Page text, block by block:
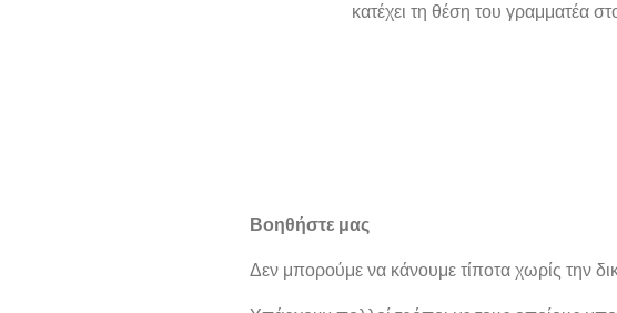
κατέχει τη θέση του γραμματέα
Βοηθήστε μας
Δεν μπορούμε να κάνουμε τίποτα χωρίς την